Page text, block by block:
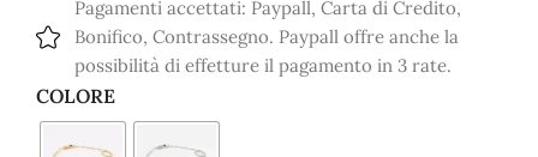
Pagamenti accettati: Paypall, Carta di Credito,
Bonifico, Contrassegno. Paypall offre anche la
possibilità di effetture il pagamento in 3 rate.
COLORE